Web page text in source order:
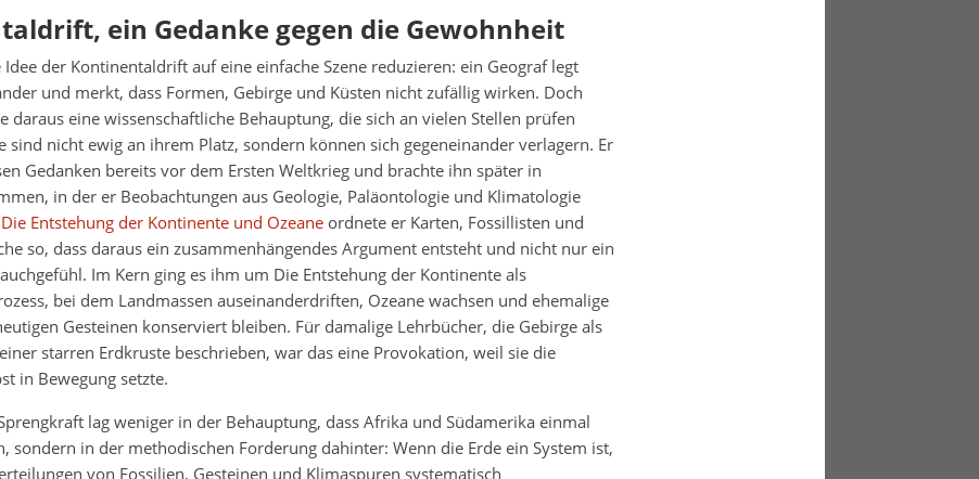
ein Gedanke gegen die Gewohnheit
der Kontinentaldrift auf eine einfache Szene reduzieren: ein Geograf legt
und merkt, dass Formen, Gebirge und Küsten nicht zufällig wirken. Doch
daraus eine wissenschaftliche Behauptung, die sich an vielen Stellen prüfen
sind nicht ewig an ihrem Platz, sondern können sich gegeneinander verlagern. Er
Gedanken bereits vor dem Ersten Weltkrieg und brachte ihn später in
in der er Beobachtungen aus Geologie, Paläontologie und Klimatologie
Die Entstehung der Kontinente und Ozeaneordnete er Karten, Fossillisten und
so, dass daraus ein zusammenhängendes Argument entsteht und nicht nur ein
Im Kern ging es ihm um Die Entstehung der Kontinente als
bei dem Landmassen auseinanderdriften, Ozeane wachsen und ehemalige
Gesteinen konserviert bleiben. Für damalige Lehrbücher, die Gebirge als
starren Erdkruste beschrieben, war das eine Provokation, weil sie die
in Bewegung setzte.
lag weniger in der Behauptung, dass Afrika und Südamerika einmal
sondern in der methodischen Forderung dahinter: Wenn die Erde ein System ist,
von Fossilien, Gesteinen und Klimaspuren systematisch